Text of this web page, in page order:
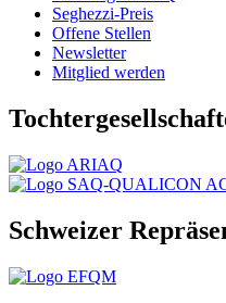
Seghezzi-Preis
Offene Stellen
Newsletter
Mitglied werden
Schweizer